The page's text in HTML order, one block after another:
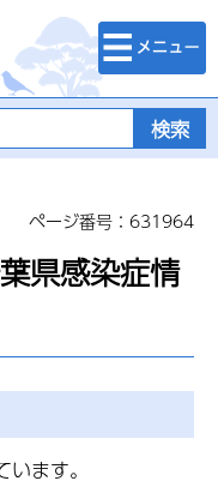
検索・メニュ
ー
ページ番号：631964
県感染症情
ます。